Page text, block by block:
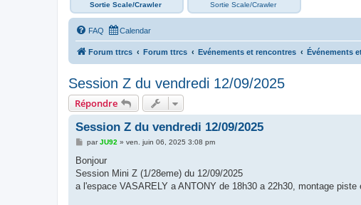
Sortie Scale/Crawler
Sortie Scale/Crawler
FAQ Calendar
Forum ttrcs Forum ttrcs Evénements et rencontres Événements
Session Z du vendredi 12/09/2025
Répondre
Session Z du vendredi 12/09/2025
M
s
a
g
parJU92 » ven. juin 06, 2025 3:08 pm
Bonjour
Session Mini Z (1/28eme) du 12/09/2025
a l'espace VASARELY a ANTONY de 18h30 a 22h30, montage